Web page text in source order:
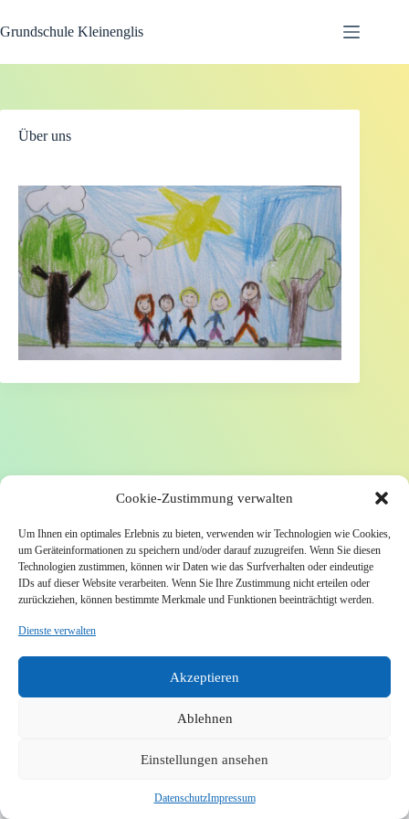
Cookie-Zustimmung verwalten
Um Ihnen ein optimales Erlebnis zu bieten, verwenden wir Technologien wie Cookies,
um Geräteinformationen zu speichern und/oder darauf zuzugreifen. Wenn Sie diesen
Technologien zustimmen, können wir Daten wie das Surfverhalten oder eindeutige
IDs auf dieser Website verarbeiten. Wenn Sie Ihre Zustimmung nicht erteilen oder
zurückziehen, können bestimmte Merkmale und Funktionen beeinträchtigt werden.
Dienste verwalten
Akzeptieren
Ablehnen
Einstellungen ansehen
DatenschutzImpressum
Inhalt
springen
Grundschule Kleinenglis
Über uns
Copyright © 2026 – WordPress-Theme von